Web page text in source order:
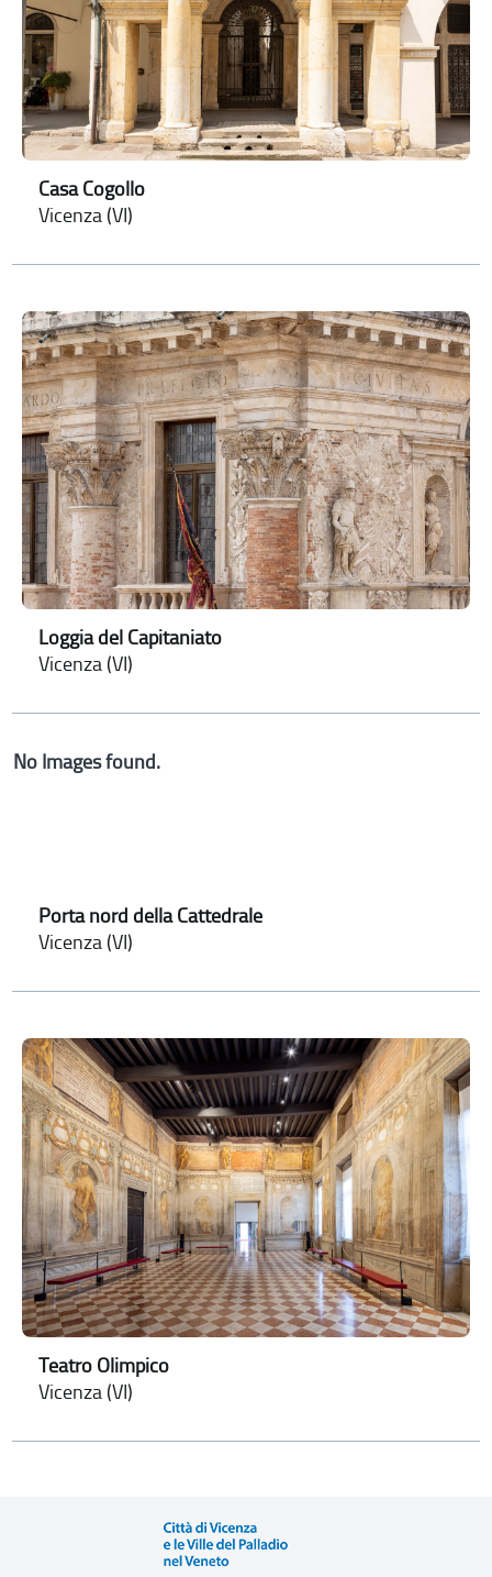
Casa Cogollo
Vicenza (VI)
Loggia del Capitaniato
Vicenza (VI)
No Images found.
Porta nord della Cattedrale
Vicenza (VI)
Teatro Olimpico
Vicenza (VI)